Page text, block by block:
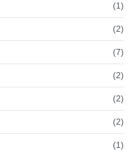
(1)
(2)
(7)
(2)
(2)
(2)
(1)